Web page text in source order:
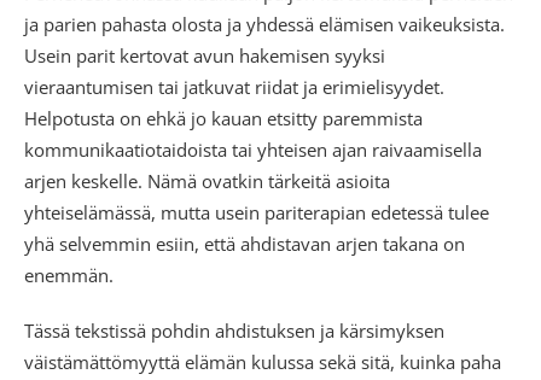
ja parien pahasta olosta ja yhdessä elämisen vaikeuksista.
Usein parit kertovat avun hakemisen syyksi
vieraantumisen tai jatkuvat riidat ja erimielisyydet.
Helpotusta on ehkä jo kauan etsitty paremmista
kommunikaatiotaidoista tai yhteisen ajan raivaamisella
arjen keskelle. Nämä ovatkin tärkeitä asioita
yhteiselämässä, mutta usein pariterapian edetessä tulee
yhä selvemmin esiin, että ahdistavan arjen takana on
enemmän.
Tässä tekstissä pohdin ahdistuksen ja kärsimyksen
väistämättömyyttä elämän kulussa sekä sitä, kuinka paha